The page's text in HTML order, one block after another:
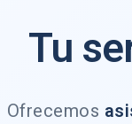
Tu
Ofrecemos